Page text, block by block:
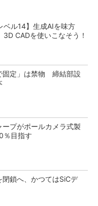
ベル14】生成AIを味方
3D CADを使いこなそう！
固定」は禁物 締結部設
プがポールカメラ式製
目指す
鎖へ、かつてはSiCデ